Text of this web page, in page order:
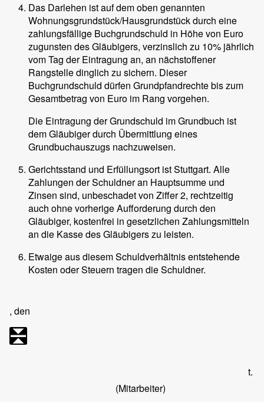
Das Darlehen ist auf dem oben genannten
Wohnungsgrundstück/Hausgrundstück durch eine
zahlungsfällige Buchgrundschuld in Höhe von Euro
zugunsten des Gläubigers, verzinslich zu 10% jährlich
vom Tag der Eintragung an, an nächstoffener
Rangstelle dinglich zu sichern. Dieser
Buchgrundschuld dürfen Grundpfandrechte bis zum
Gesamtbetrag von Euro im Rang vorgehen.
Die Eintragung der Grundschuld im Grundbuch ist
dem Gläubiger durch Übermittlung eines
Grundbuchauszugs nachzuweisen.
Gerichtsstand und Erfüllungsort ist Stuttgart. Alle
Zahlungen der Schuldner an Hauptsumme und
Zinsen sind, unbeschadet von Ziffer 2, rechtzeitig
auch ohne vorherige Aufforderung durch den
Gläubiger, kostenfrei in gesetzlichen Zahlungsmitteln
an die Kasse des Gläubigers zu leisten.
Etwaige aus diesem Schuldverhältnis entstehende
Kosten oder Steuern tragen die Schuldner.
, den
t.
(Mitarbeiter)